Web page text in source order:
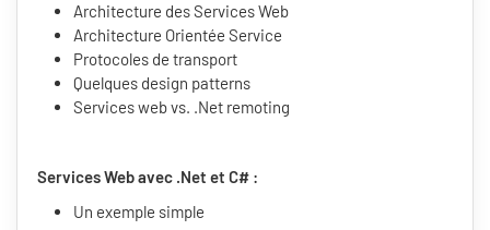
Architecture des Services Web
Architecture Orientée Service
Protocoles de transport
Quelques design patterns
Services web vs. .Net remoting
Services Web avec .Net et C# :
Un exemple simple